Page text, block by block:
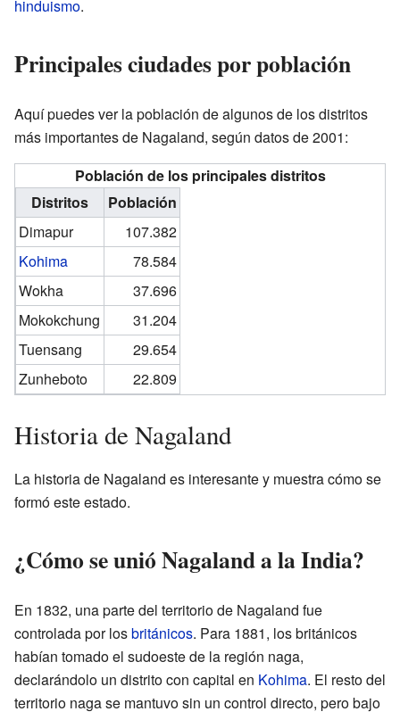
hinduismo.
Principales ciudades por población
Aquí puedes ver la población de algunos de los distritos
más importantes de Nagaland, según datos de 2001:
Población de los principales distritos
Distritos
Población
Dimapur
107.382
Kohima
78.584
Wokha
37.696
Mokokchung
31.204
Tuensang
29.654
Zunheboto
22.809
Historia de Nagaland
La historia de Nagaland es interesante y muestra cómo se
formó este estado.
¿Cómo se unió Nagaland a la India?
En 1832, una parte del territorio de Nagaland fue
controlada por losbritánicos. Para 1881, los británicos
habían tomado el sudoeste de la región naga,
declarándolo un distrito con capital en Kohima. El resto del
territorio naga se mantuvo sin un control directo, pero bajo